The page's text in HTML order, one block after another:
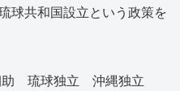
球共和国設立という政策を
琉球独立 沖縄独立